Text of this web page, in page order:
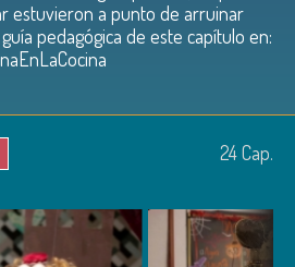
estuvieron a punto de arruinar
pedagógica de este capítulo en:
24Cap.